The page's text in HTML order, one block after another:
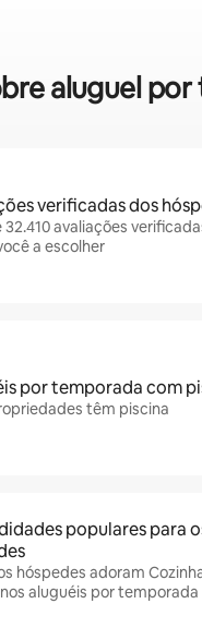
aluguel
verificadas dos
32.410 avaliações
a escolher
por temporada com
têm piscina
populares para
hóspedes adoram
aluguéis por